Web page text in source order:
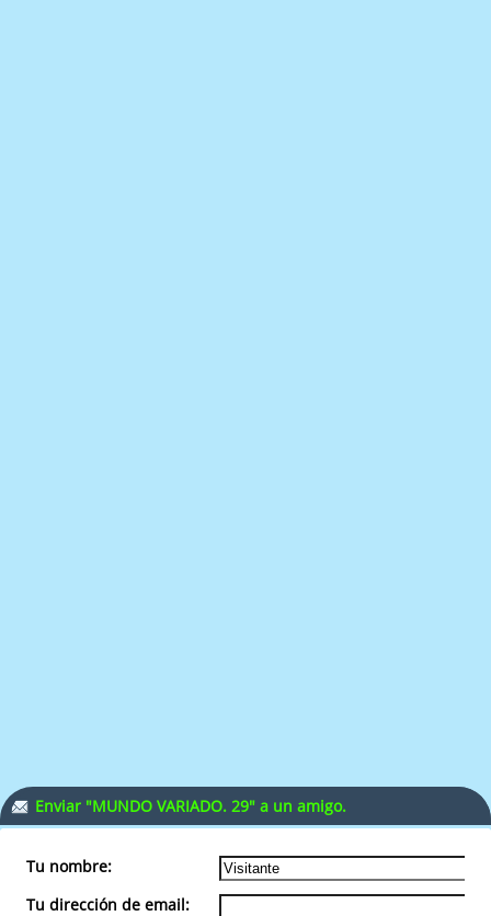
Enviar "MUNDO VARIADO. 29" a un amigo.
Tu nombre:
Tu dirección de email: